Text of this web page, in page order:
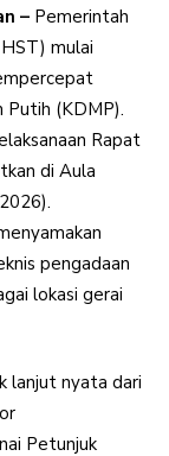
– Pemerintah
mulai
Putih (KDMP).
Rapat
di Aula
pengadaan
lokasi gerai
lanjut nyata dari
Petunjuk